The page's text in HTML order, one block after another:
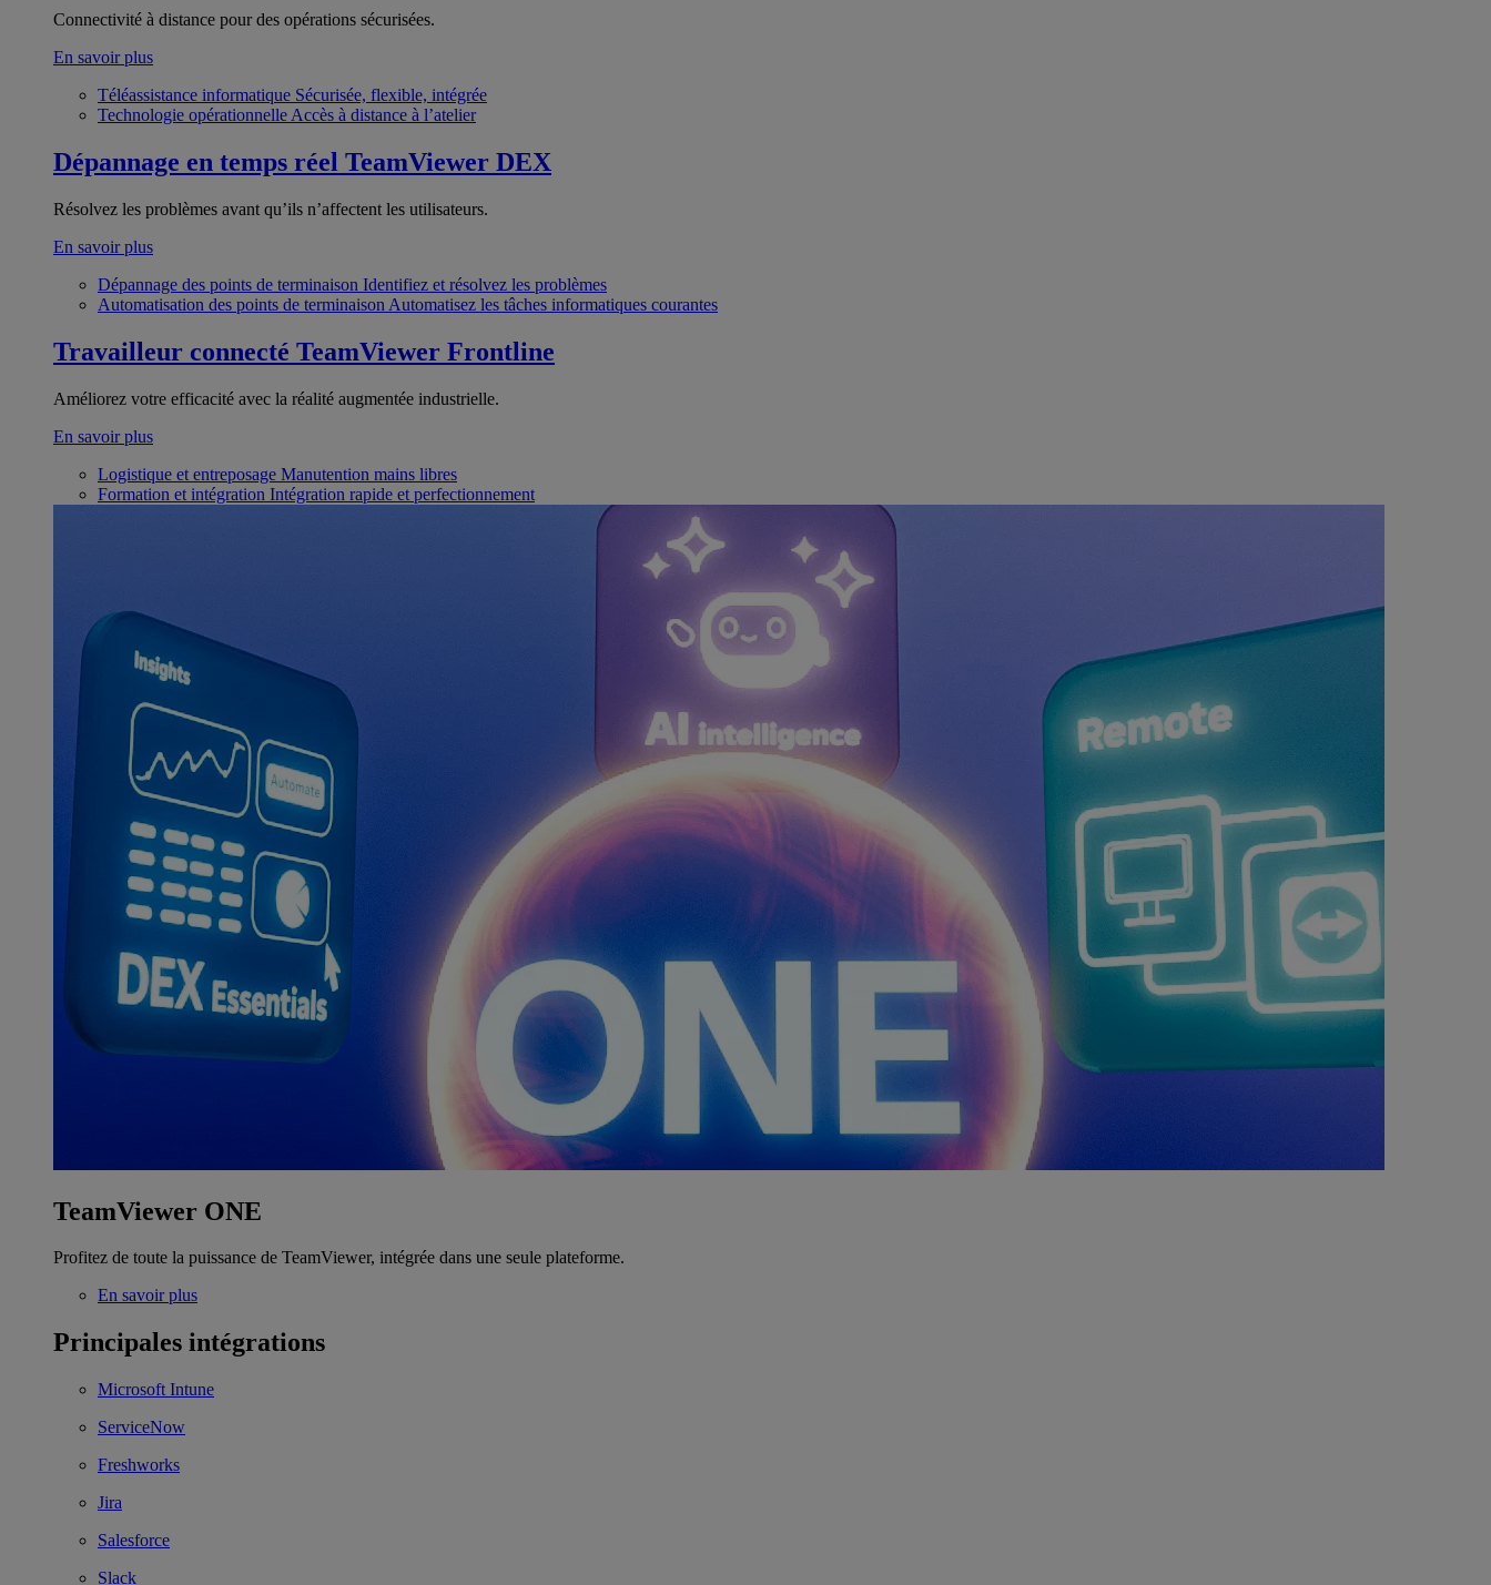
Connectivité à distance pour des opérations sécurisées.
En savoir plus
Téléassistance informatique Sécurisée, flexible, intégrée
Technologie opérationnelle Accès à distance à l’atelier
Dépannage en temps réel TeamViewer DEX
Résolvez les problèmes avant qu’ils n’affectent les utilisateurs.
En savoir plus
Dépannage des points de terminaison Identifiez et résolvez les problèmes
Automatisation des points de terminaison Automatisez les tâches informatiques courantes
Travailleur connecté TeamViewer Frontline
Améliorez votre efficacité avec la réalité augmentée industrielle.
En savoir plus
Logistique et entreposage Manutention mains libres
Formation et intégration Intégration rapide et perfectionnement
TeamViewer ONE
Profitez de toute la puissance de TeamViewer, intégrée dans une seule plateforme.
En savoir plus
Principales intégrations
Microsoft Intune
ServiceNow
Freshworks
Jira
Salesforce
Slack